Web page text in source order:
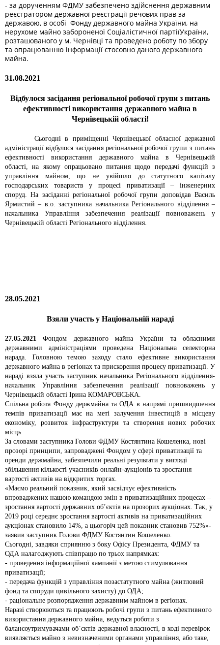
- за дорученням ФДМУ забезпечено здійснення державним
реєстратором державної реєстрації речових прав за
державою, в особі Фонду державного майна України, на
нерухоме майно забороненої Соціалістичної партіїУкраїни,
розташованого у м. Чернівці та проведено роботу по збору
та опрацюванню інформації стосовно даного державного
майна.
31.08.2021
Bідбулося засідання регіональної робочої групи з питань
ефективності використання державного майна в
Чернівецькій області!
Сьогодні в приміщенні Чернівецької обласної державної
адміністрації відбулося засідання регіональної робочої групи з питань
ефективності використання державного майна в Чернівецькій
області, на якому опрацьовано питання щодо передачі функцій з
управління майном, що не увійшло до статутного капіталу
господарських товариств у процесі приватизації – інженерних
споруд. На засіданнірегіональної робочої групи доповідав Василь
Ярмистий – в.о. заступника начальника Регіонального відділення –
начальника Управління забезпечення реалізації повноважень у
Чернівецькій області Регіонального відділення.
28.05.2021
Взяли участь у Національній нараді
27.05.2021 Фондом державного майна України та обласними
державними адміністраціями проведена Національна селекторна
нарада. Головною темою заходу стало ефективне використання
державного майна в регіонах та прискорення процесу приватизації. У
нараді взяла участь заступник начальника Регіонального відділення-
начальник Управління забезпечення реалізації повноважень у
Чернівецькій області Ірина КОМАРОВСЬКА.
Спільна робота Фонду держмайна та ОДА в напрямі пришвидшення
темпів приватизації має на меті залучення інвестицій в місцеву
економіку, розвиток інфраструктури та створення нових робочих
місць.
За словами заступника Голови ФДМУ Костянтина Кошеленка, нові
прозорі принципи, запроваджені Фондом у сфері приватизації та
оренди держмайна, забезпечили реальні результати у вигляді
збільшення кількості учасників онлайн-аукціонів та зростання
вартості активів на відкритих торгах.
«Маємо реальний показник, який засвідчує ефективність
впроваджених нашою командою змін в приватизаційних процесах –
зростання вартості державних об’єктів на прозорих аукціонах. Так, у
2019 році середнє зростання вартості активів на приватизаційних
аукціонах становило 14%, а цьогоріч цей показник становив 752%»-
заявив заступник Голови ФДМУ Костянтин Кошеленко.
Сьогодні, завдяки сприянню з боку Офісу Президента, ФДМУ та
ОДА налагоджують співпрацю по трьох напрямках:
- проведення інформаційної кампанії з метою стимулювання
приватизації;
- передача функцій з управління позастатутного майна (житловий
фонд та споруди цивільного захисту) до ОДА;
- раціональне розпорядження державним майном в регіонах.
Наразі створюються та працюють робочі групи з питань ефективного
використання державного майна, ведуться роботи з
балансоутримувачами об’єктів державної власності, в ході перевірок
виявляється майно з невизначеними органами управління, або таке,